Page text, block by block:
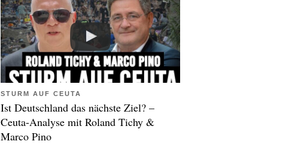
STURM AUF CEUTA
Ist Deutschland das nächste Ziel? –
Ceuta-Analyse mit Roland Tichy &
Marco Pino